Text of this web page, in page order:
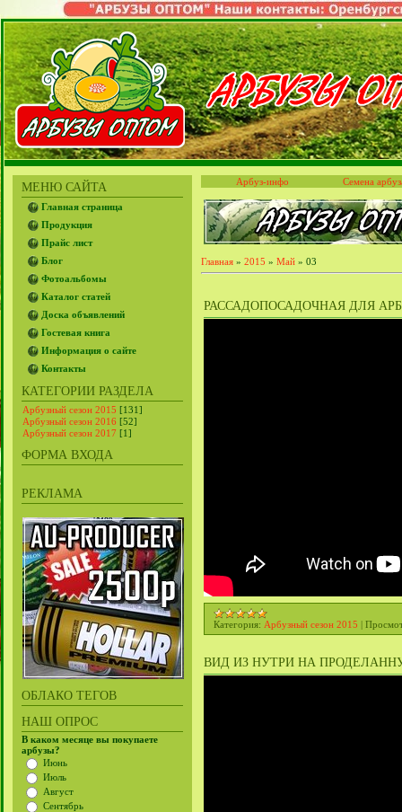
МЕНЮ САЙТА
Главная страница
Продукция
Прайс лист
Блог
Фотоальбомы
Каталог статей
Доска объявлений
Гостевая книга
Информация о сайте
Контакты
КАТЕГОРИИ РАЗДЕЛА
Арбузный сезон 2015 [131]
Арбузный сезон 2016 [52]
Арбузный сезон 2017 [1]
ФОРМА ВХОДА
РЕКЛАМА
ОБЛАКО ТЕГОВ
НАШ ОПРОС
В каком месяце вы покупаете
арбузы?
Июнь
Июль
Август
Сентябрь
Арбуз-инфо Семена
Главная » 2015 » Май » 03
РАССАДОПОСАДОЧНАЯ ДЛЯ
Категория: Арбузный сезон 2015 |
ВИД ИЗ НУТРИ НА